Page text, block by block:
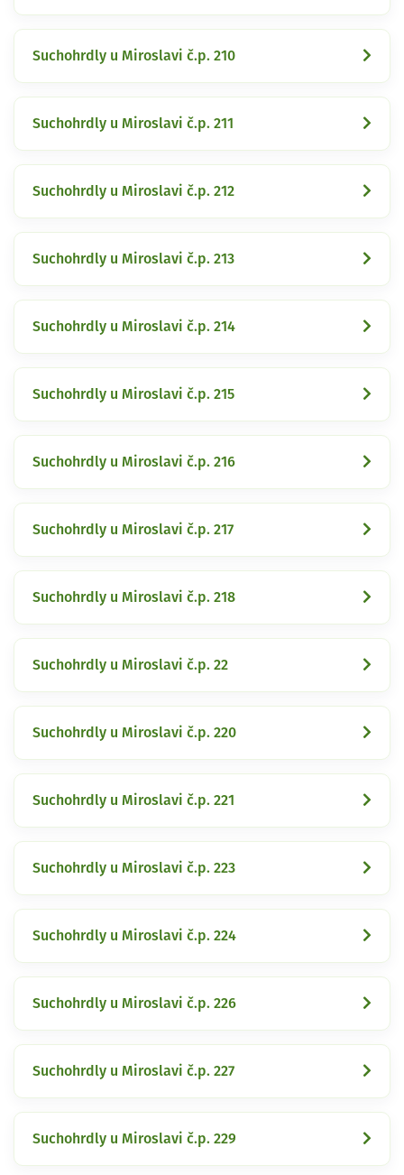
Suchohrdly u Miroslavi č.p. 210
Suchohrdly u Miroslavi č.p. 211
Suchohrdly u Miroslavi č.p. 212
Suchohrdly u Miroslavi č.p. 213
Suchohrdly u Miroslavi č.p. 214
Suchohrdly u Miroslavi č.p. 215
Suchohrdly u Miroslavi č.p. 216
Suchohrdly u Miroslavi č.p. 217
Suchohrdly u Miroslavi č.p. 218
Suchohrdly u Miroslavi č.p. 22
Suchohrdly u Miroslavi č.p. 220
Suchohrdly u Miroslavi č.p. 221
Suchohrdly u Miroslavi č.p. 223
Suchohrdly u Miroslavi č.p. 224
Suchohrdly u Miroslavi č.p. 226
Suchohrdly u Miroslavi č.p. 227
Suchohrdly u Miroslavi č.p. 229